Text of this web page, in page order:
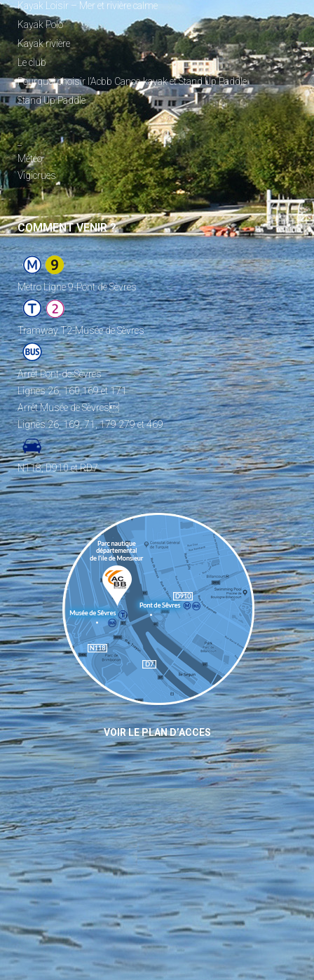
Kayak Loisir – Mer et rivière calme
Kayak Polo
Kayak rivière
Le club
Pourquoi choisir l’Acbb Canoe-kayak et Stand Up Paddle
Stand Up Paddle
_
Météo
Vigicrues
COMMENT VENIR ?
Metro Ligne 9-Pont de Sèvres
Tramway T2-Musée de Sèvres
Arrêt Pont-de-Sèvres
Lignes 26, 160,169 et 171
Arrêt Musée de Sèvres
Lignes 26, 169, 71, 179 279 et 469
N118, D910 et RD7
VOIR LE PLAN D’ACCES